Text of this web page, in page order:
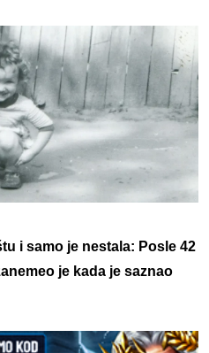
i samo je nestala: Posle 42
je kada je saznao